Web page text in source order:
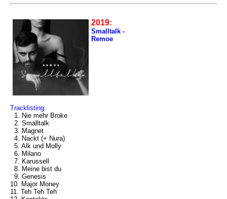
2019:
Smalltalk -
Remoe
Tracklisting:
1. Nie mehr Broke
2. Smalltalk
3. Magnet
4. Nackt (+ Nura)
5. Alk und Molly
6. Milano
7. Karussell
8. Meine bist du
9. Genesis
10. Major Money
11. Teh Teh Teh